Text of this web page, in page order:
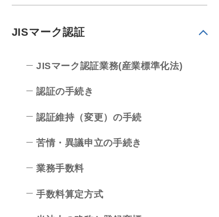
JISマーク認証
JISマーク認証業務(産業標準化法)
認証の手続き
認証維持（変更）の手続
苦情・異議申立の手続き
業務手数料
手数料算定方式